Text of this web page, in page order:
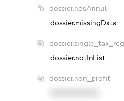
dossier.ndsAnnul
dossier.missingData
dossier.single_tax_reg
dossier.notInList
dossier.non_profit